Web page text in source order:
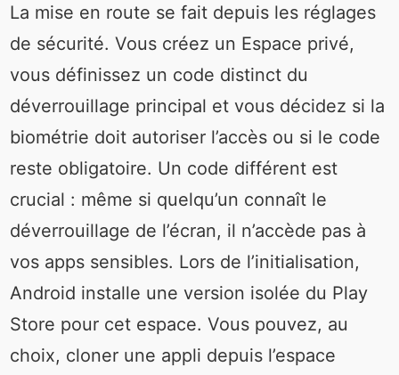
La mise en route se fait depuis les réglages
de sécurité. Vous créez un Espace privé,
vous définissez un code distinct du
déverrouillage principal et vous décidez si la
biométrie doit autoriser l’accès ou si le code
reste obligatoire. Un code différent est
crucial : même si quelqu’un connaît le
déverrouillage de l’écran, il n’accède pas à
vos apps sensibles. Lors de l’initialisation,
Android installe une version isolée du Play
Store pour cet espace. Vous pouvez, au
choix, cloner une appli depuis l’espace